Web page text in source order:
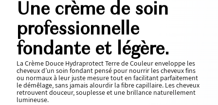
Une crème de soin
professionnelle
fondante et légère.
La Crème Douce Hydraprotect Terre de Couleur enveloppe les
cheveux d’un soin fondant pensé pour nourrir les cheveux fins
ou normaux à leur juste mesure tout en facilitant parfaitement
le démêlage, sans jamais alourdir la fibre capillaire. Les cheveux
retrouvent douceur, souplesse et une brillance naturellement
lumineuse.